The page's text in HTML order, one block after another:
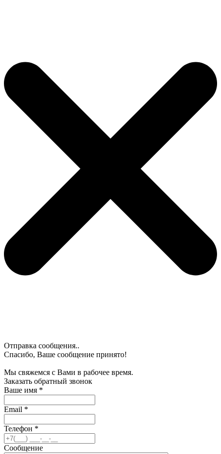
Отправка сообщения..
Спасибо, Ваше сообщение принято!
Мы свяжемся с Вами в рабочее время.
Заказать обратный звонок
Ваше имя *
Email *
Телефон *
Сообщение